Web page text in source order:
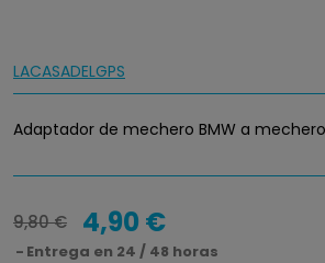
LACASADELGPS
Adaptador de mechero BMW a
9,80 € 4,90 €
Entrega en 24 / 48 horas